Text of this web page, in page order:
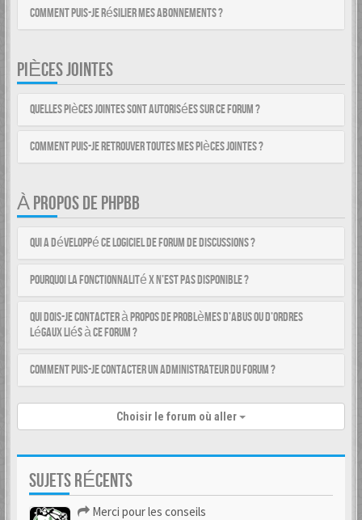
Comment puis-je résilier mes abonnements ?
PIÈCES JOINTES
Quelles pièces jointes sont autorisées sur ce forum ?
Comment puis-je retrouver toutes mes pièces jointes ?
À PROPOS DE PHPBB
Qui a développé ce logiciel de forum de discussions ?
Pourquoi la fonctionnalité X n’est pas disponible ?
Qui dois-je contacter à propos de problèmes d’abus ou d’ordres
légaux liés à ce forum ?
Comment puis-je contacter un administrateur du forum ?
Choisir le forum où aller
SUJETS RÉCENTS
Merci pour les conseils